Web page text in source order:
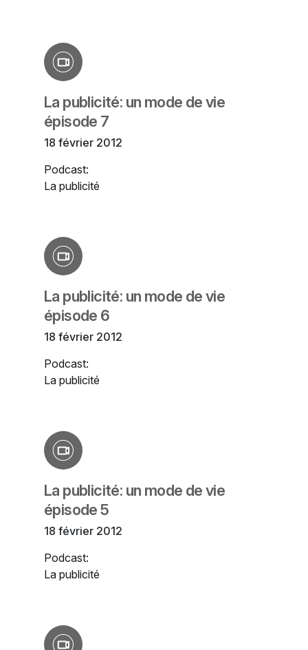
La publicité: un mode de vie
épisode 7
18 février 2012
Podcast:
La publicité
La publicité: un mode de vie
épisode 6
18 février 2012
Podcast:
La publicité
La publicité: un mode de vie
épisode 5
18 février 2012
Podcast:
La publicité